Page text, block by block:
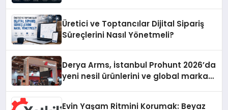
Üretici ve Toptancılar Dijital Sipariş
Süreçlerini Nasıl Yönetmeli?
Derya Arms, İstanbul Prohunt 2026’da
yeni nesil ürünlerini ve global marka
Evin Yaşam Ritmini Korumak: Beyaz